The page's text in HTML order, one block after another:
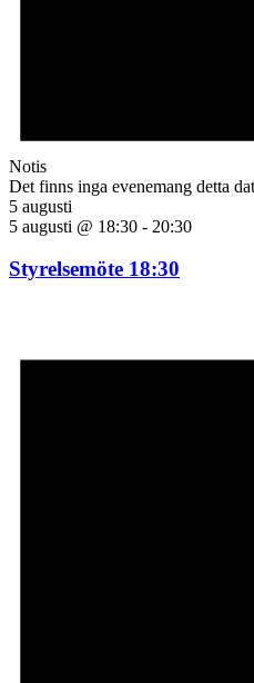
Notis
Det finns inga evenemang detta
5 augusti
5 augusti @ 18:30 - 20:30
Styrelsemöte 18:30